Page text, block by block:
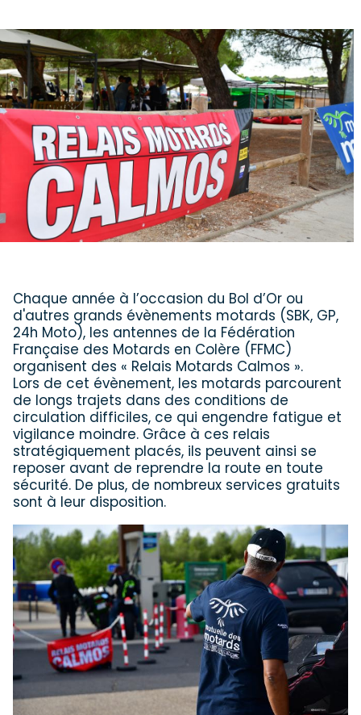
Chaque année à l’occasion du Bol d’Or ou
d'autres grands évènements motards (SBK, GP,
24h Moto), les antennes de la Fédération
Française des Motards en Colère (FFMC)
organisent des « Relais Motards Calmos ».
Lors de cet évènement, les motards parcourent
de longs trajets dans des conditions de
circulation difficiles, ce qui engendre fatigue et
vigilance moindre. Grâce à ces relais
stratégiquement placés, ils peuvent ainsi se
reposer avant de reprendre la route en toute
sécurité. De plus, de nombreux services gratuits
sont à leur disposition.